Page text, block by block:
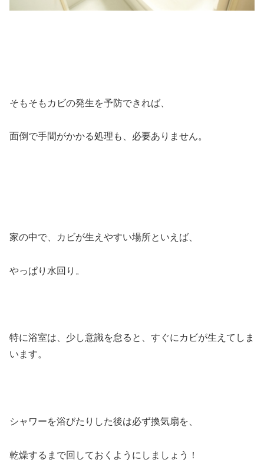
そもそもカビの発生を予防できれば、
面倒で手間がかかる処理も、必要ありません。
家の中で、カビが生えやすい場所といえば、
やっぱり水回り。
特に浴室は、少し意識を怠ると、すぐにカビが生えてしま
います。
シャワーを浴びたりした後は必ず換気扇を、
乾燥するまで回しておくようにしましょう！